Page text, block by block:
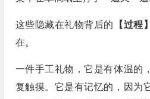
这些隐藏在礼物背后的 【过程】
在。
一件手工礼物，它是有体温的
复触摸。它是有记忆的，因为